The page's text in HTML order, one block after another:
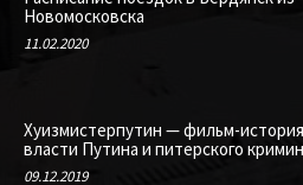
Новомосковска
11.02.2020
Хуизмистерпутин — фильм-
власти Путина и питерского
09.12.2019